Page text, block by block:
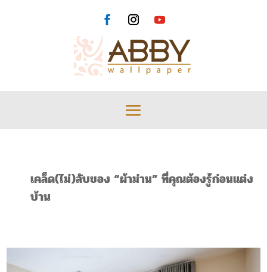
เคล็ด(ไม่)ลับของ “ผ้าม่าน” ที่คุณต้องรู้ก่อนแต่ง
บ้าน